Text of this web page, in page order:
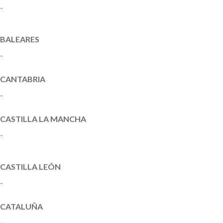
-
BALEARES
-
CANTABRIA
-
CASTILLA LA MANCHA
-
CASTILLA LEÓN
-
CATALUÑA